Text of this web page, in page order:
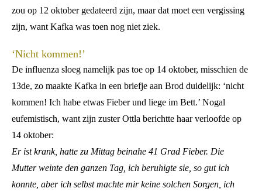
zou op 12 oktober gedateerd zijn, maar dat moet een vergissing
zijn, want Kafka was toen nog niet ziek.
‘Nicht kommen!’
De influenza sloeg namelijk pas toe op 14 oktober, misschien de
13de, zo maakte Kafka in een briefje aan Brod duidelijk: ‘nicht
kommen! Ich habe etwas Fieber und liege im Bett.’ Nogal
eufemistisch, want zijn zuster Ottla berichtte haar verloofde op
14 oktober:
Er ist krank, hatte zu Mittag beinahe 41 Grad Fieber. Die
Mutter weinte den ganzen Tag, ich beruhigte sie, so gut ich
konnte, aber ich selbst machte mir keine solchen Sorgen, ich